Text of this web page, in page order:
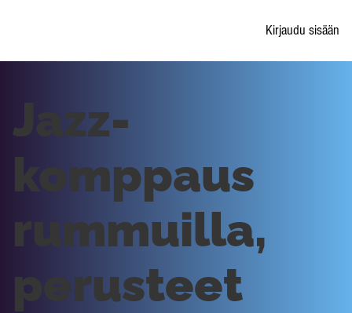
Kirjaudu sisään
Jazz-
komppaus
rummuilla,
perusteet